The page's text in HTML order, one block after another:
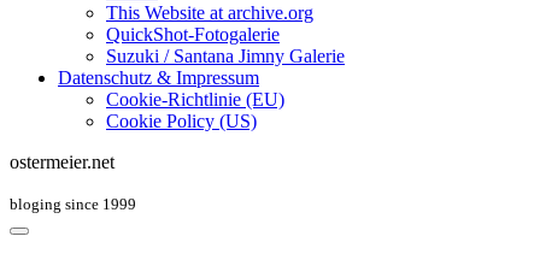
This Website at archive.org
QuickShot-Fotogalerie
Suzuki / Santana Jimny Galerie
Datenschutz & Impressum
Cookie-Richtlinie (EU)
Cookie Policy (US)
ostermeier.net
bloging since 1999